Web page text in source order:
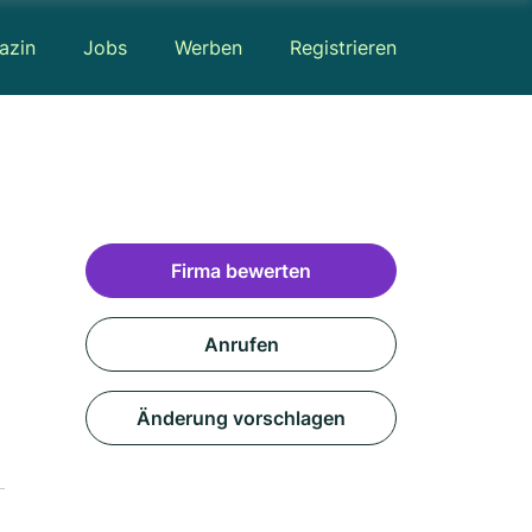
Jobs Werben Registrieren
Firma bewerten
Anrufen
Änderung vorschlagen